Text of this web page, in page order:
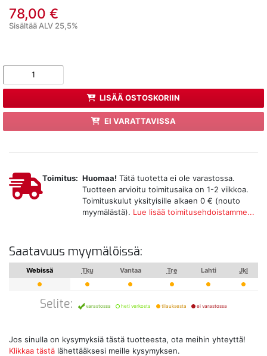
78,00 €
Sisältää ALV 25,5%
LISÄÄ OSTOSKORIIN
EI VARATTAVISSA
Toimitus: Huomaa! Tätä tuotetta ei ole varastossa.
Tuotteen arvioitu toimitusaika on 1-2 viikkoa.
Toimituskulut yksityisille alkaen 0 € (nouto
myymälästä). Lue lisää toimitusehdoistamme...
Saatavuus myymälöissä:
Webissä Tku Vantaa Tre Lahti Jkl
Selite: varastossa heti verkosta tilauksesta ei varastossa
Jos sinulla on kysymyksiä tästä tuotteesta, ota meihin yhteyttä!
Klikkaa tästä lähettääksesi meille kysymyksen.